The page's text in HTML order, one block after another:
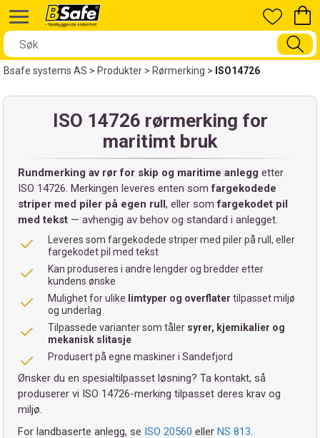
Bsafe systems AS>Produkter>Rørmerking> ISO14726
ISO 14726 rørmerking for
maritimt bruk
Rundmerking av rør for skip og maritime anlegg etter
ISO 14726. Merkingen leveres enten somfargekodede
striper med piler på egen rull, eller somfargekodet pil
med tekst — avhengig av behov og standard i anlegget.
Leveres som fargekodede striper med piler på rull, eller
fargekodet pil med tekst
Kan produseres i andre lengder og bredder etter
kundens ønske
Mulighet for ulike limtyper og overflater tilpasset miljø
og underlag
Tilpassede varianter som tåler syrer, kjemikalier og
mekanisk slitasje
Produsert på egne maskiner i Sandefjord
Ønsker du en spesialtilpasset løsning? Ta kontakt, så
produserer vi ISO 14726-merking tilpasset deres krav og
miljø.
For landbaserte anlegg, se ISO 20560 ellerNS 813.